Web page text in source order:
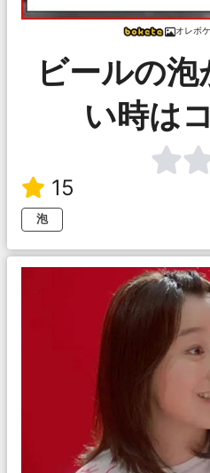
オレボ
ビールの
い時は
15
泡